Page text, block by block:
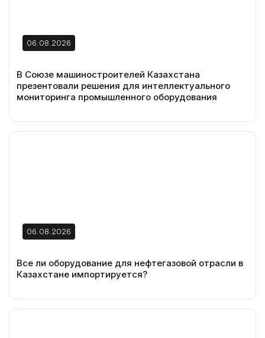
06.08.2026
В Союзе машиностроителей Казахстана
презентовали решения для интеллектуального
мониторинга промышленного оборудования
06.08.2026
Все ли оборудование для нефтегазовой отрасли в
Казахстане импортируется?